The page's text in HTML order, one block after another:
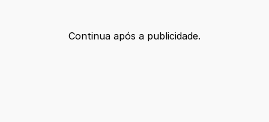
Continua após a publicidade.